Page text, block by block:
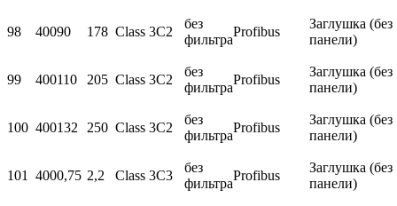
98 40090 178 Class 3C2
без
фильтра
Profibus
Заглушка (без
панели)
99 400110 205 Class 3C2
без
фильтра
Profibus
Заглушка (без
панели)
100 400132 250 Class 3C2
без
фильтра
Profibus
Заглушка (без
панели)
101 4000,75 2,2 Class 3C3
без
фильтра
Profibus
Заглушка (без
панели)